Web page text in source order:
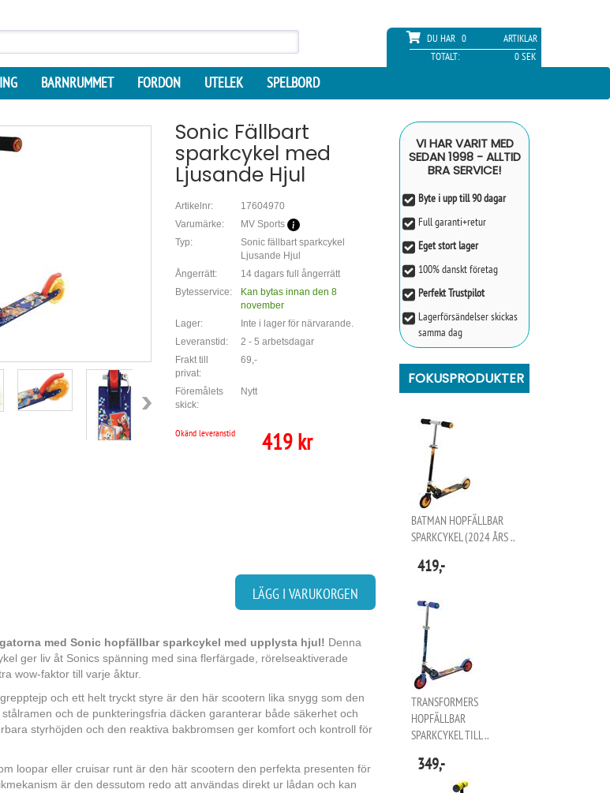
DU HAR 0
ARTIKLAR
TOTALT:
0 SEK
BARNRUMMET FORDON UTELEK SPELBORD
Sonic Fällbart
sparkcykel med
Ljusande Hjul
Artikelnr:
17604970
Varumärke:
MV Sports
Typ:
Sonic fällbart sparkcykel
Ljusande Hjul
Ångerrätt:
14 dagars full ångerrätt
Bytesservice:
Kan bytas innan den 8
november
Lager:
Inte i lager för närvarande.
Leveranstid:
2 - 5 arbetsdagar
Frakt till
privat:
69,-
Föremålets
skick:
Nytt
Okänd leveranstid 419 kr
LÄGG I VARUKORGEN
med Sonic hopfällbar sparkcykel med upplysta hjul! Denna
ger liv åt Sonics spänning med sina flerfärgade, rörelseaktiverade
wow-faktor till varje åktur.
och ett helt tryckt styre är den här scootern lika snygg som den
och de punkteringsfria däcken garanterar både säkerhet och
styrhöjden och den reaktiva bakbromsen ger komfort och kontroll för
loopar eller cruisar runt är den här scootern den perfekta presenten för
är den dessutom redo att användas direkt ur lådan och kan
VI HAR VARIT MED
SEDAN 1998 - ALLTID
BRA SERVICE!
Byte i upp till 90 dagar
Full garanti+retur
Eget stort lager
100% danskt företag
Perfekt Trustpilot
Lagerförsändelser skickas
samma dag
FOKUSPRODUKTER
BATMAN HOPFÄLLBAR
SPARKCYKEL (2024 ÅRS ..
419,-
TRANSFORMERS
HOPFÄLLBAR
SPARKCYKEL TILL ..
349,-